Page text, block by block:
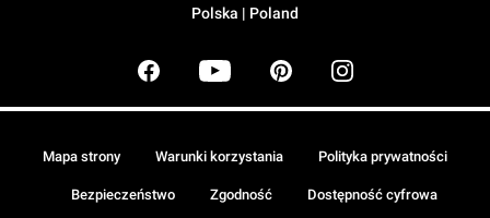
Polska | Poland
Mapa strony Warunki korzystania Polityka prywatności
Bezpieczeństwo Zgodność Dostępność cyfrowa